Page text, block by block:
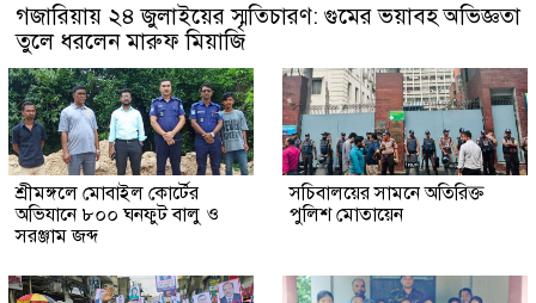
গজারিয়ায় ২৪ জুলাইয়ের স্মৃতিচারণ: গুমের ভয়াবহ অভিজ্ঞতা
তুলে ধরলেন মারুফ মিয়াজি
শ্রীমঙ্গলে মোবাইল কোর্টের
অভিযানে ৮০০ ঘনফুট বালু ও
সরঞ্জাম জব্দ
সচিবালয়ের সামনে অতিরিক্ত
পুলিশ মোতায়েন